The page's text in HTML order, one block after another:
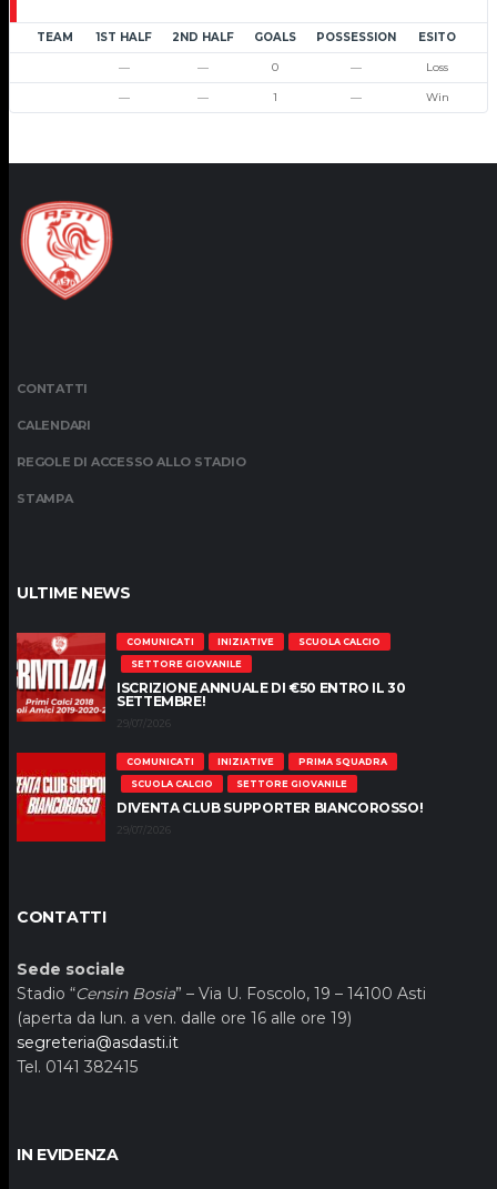
TEAM 1ST HALF 2ND HALF GOALS POSSESSION ESITO
— — 0 — Loss
— — 1 — Win
CONTATTI
CALENDARI
REGOLE DI ACCESSO ALLO STADIO
STAMPA
ULTIME NEWS
COMUNICATI INIZIATIVE
SCUOLA CALCIO
SETTORE GIOVANILE
ISCRIZIONE ANNUALE DI €50 ENTRO IL 30
SETTEMBRE!
29/07/2026
COMUNICATI INIZIATIVE
PRIMA SQUADRA
SCUOLA CALCIO
SETTORE GIOVANILE
DIVENTA CLUB SUPPORTER BIANCOROSSO!
29/07/2026
CONTATTI
Sede sociale
Stadio “Censin Bosia” – Via U. Foscolo, 19 – 14100 Asti
(aperta da lun. a ven. dalle ore 16 alle ore 19)
segreteria@asdasti.it
Tel. 0141 382415
IN EVIDENZA